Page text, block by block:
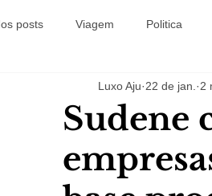
posts Viagem Politica
Sudene
Luxo Aju 22 de jan. 2